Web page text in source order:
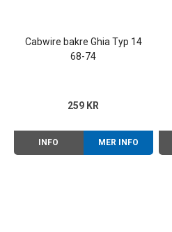
Cabwire bakre Ghia Typ 14
68-74
259 KR
INFO MER INFO